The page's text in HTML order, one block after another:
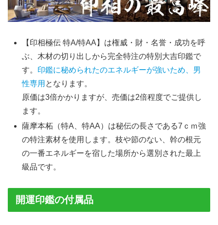
【印相極伝 特A/特AA】は権威・財・名誉・成功を呼
ぶ、木材の切り出しから完全特注の特別大吉印鑑で
す。 印鑑に秘められたのエネルギーが強いため、男
性専用 となります。
原価は3倍かかりますが、売価は2倍程度でご提供し
ます。
薩摩本柘（特A、特AA）は秘伝の長さである7ｃｍ強
の特注素材を使用します。枝や節のない、幹の根元
の一番エネルギーを宿した場所から選別された最上
級品です。
開運印鑑の付属品